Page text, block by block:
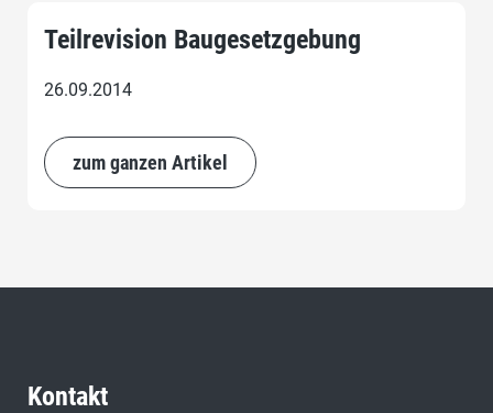
Teilrevision Baugesetzgebung
26.09.2014
zum ganzen Artikel
Kontakt